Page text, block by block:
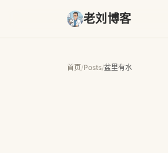
老刘博客
首页/Posts/盆里有水